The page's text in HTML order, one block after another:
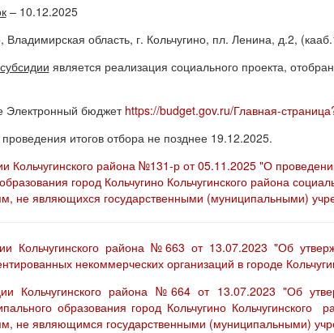
– 10.12.2025
область, г. Кольчугино, пл. Ленина, д.2,
является реализация социального проекта,
Электронный бюджет https://budget.gov.ru/Главная-
итогов отбора не позднее 19.12.2025.
Кольчугинского района №131-р от 05.11.2025 "О
город Кольчугино Кольчугинского района
не являющихся государственными (муниципальными)
Кольчугинского района №663 от 13.07.2023 "Об
некоммерческих организаций в городе
Кольчугинского района №664 от 13.07.2023 "Об
образования город Кольчугино Кольчугинского
не являющимся государственными (муниципальными)